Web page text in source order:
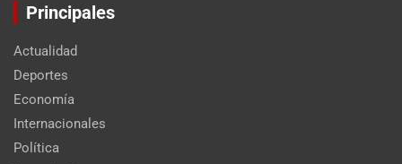
Principales
Actualidad
Deportes
Economía
Internacionales
Política